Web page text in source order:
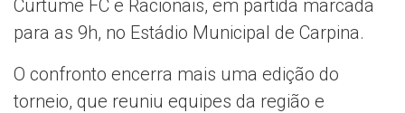
Curtume FC e Racionais, em partida marcada
para as 9h, no Estádio Municipal de Carpina.
O confronto encerra mais uma edição do
torneio, que reuniu equipes da região e